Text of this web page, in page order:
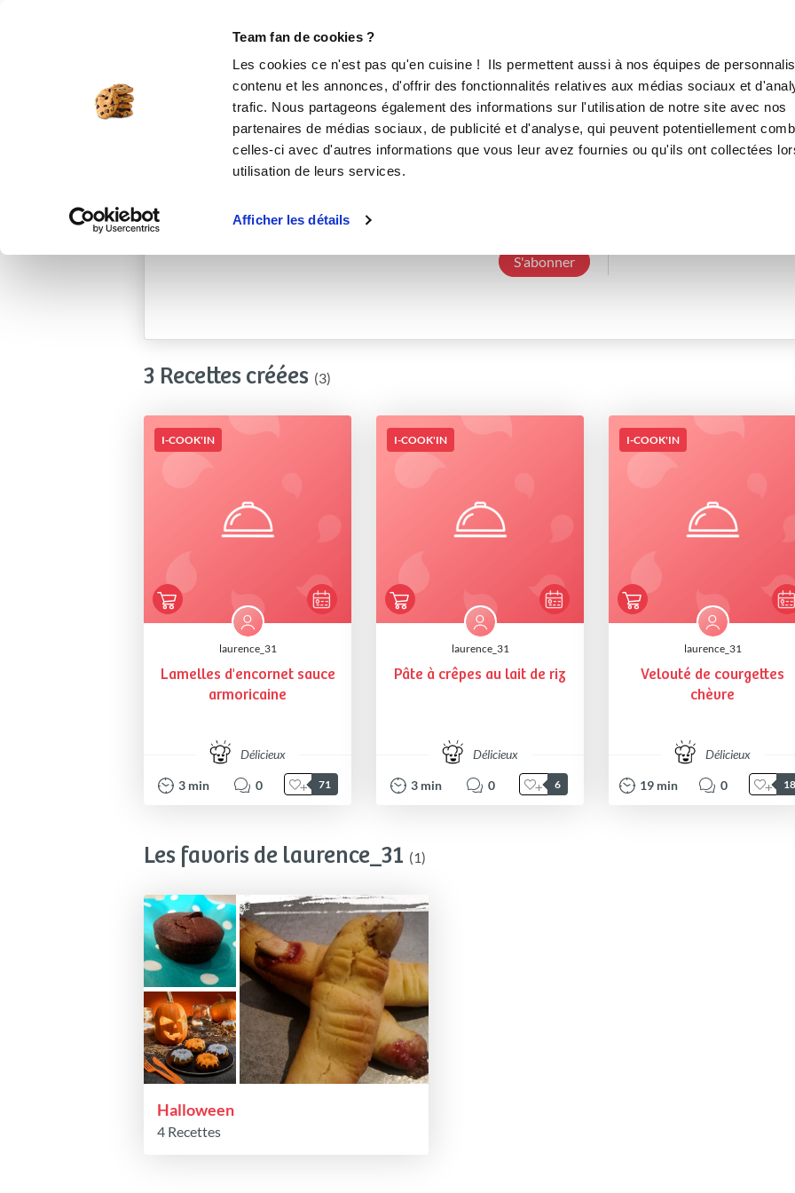
Team fan de cookies ?
Les cookies ce n'est pas qu'en cuisine ! Ils permettent aussi à nos équipes de
contenu et les annonces, d'offrir des fonctionnalités relatives aux médias sociaux et
trafic. Nous partageons également des informations sur l'utilisation de notre site avec nos
partenaires de médias sociaux, de publicité et d'analyse, qui peuvent potentiellement
celles-ci avec d'autres informations que vous leur avez fournies ou qu'ils ont collectées
utilisation de leurs services.
Afficher les détails
laurence_31
S'abonner
3 Recettes créées (3)
I-COOK'IN
laurence_31
Lamelles d'encornet sauce
armoricaine
Délicieux
3 min 0 71
I-COOK'IN
laurence_31
Pâte à crêpes au lait de riz
Délicieux
3 min 0 6
I-COOK'IN
laurence_31
Velouté de courgettes
chèvre
Délicieux
19 min 0
Les favoris de laurence_31 (1)
Halloween
4 Recettes